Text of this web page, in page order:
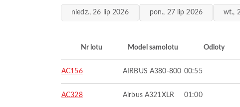
niedz., 26 lip 2026 pon., 27 lip 2026 wt.,
Nr lotu Model samolotu Odloty
AC156 AIRBUS A380-800 00:55
AC328 Airbus A321XLR 01:00